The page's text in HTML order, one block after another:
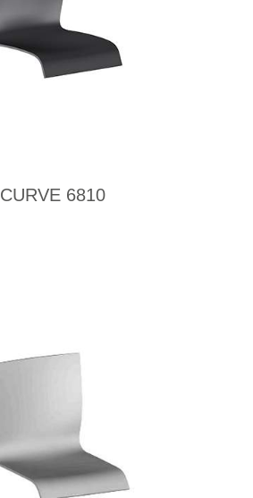
CURVE 6810